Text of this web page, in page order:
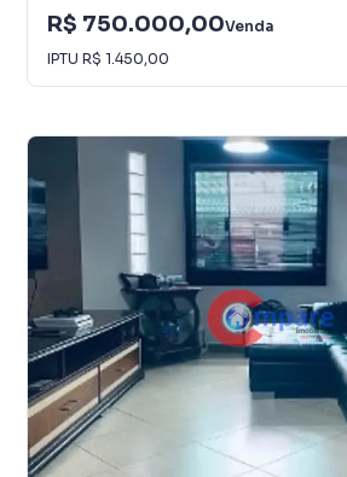
R$ 750.000,00Venda
IPTU R$ 1.450,00